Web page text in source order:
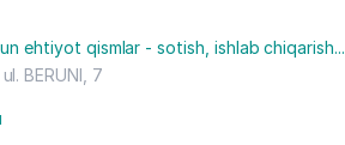
ehtiyot qismlar - sotish, ishlab chiqarish...
ul. BERUNI , 7